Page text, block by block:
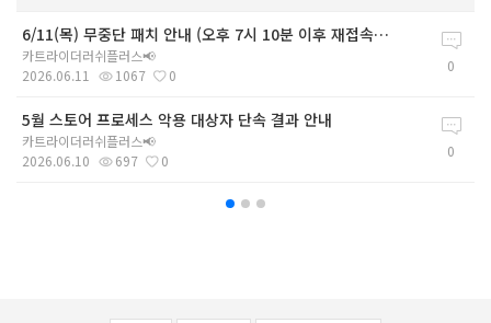
6/11(목) 무중단 패치 안내 (오후 7시 10분 이후 재접속 시 적용)
카트라이더러쉬플러스📢
2026.06.11
0
1067 0
5월 스토어 프로세스 악용 대상자 단속 결과 안내
카트라이더러쉬플러스📢
2026.06.10
0
697 0